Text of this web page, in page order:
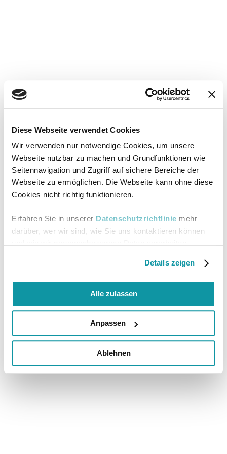
Diese Webseite verwendet Cookies
Wir verwenden nur notwendige Cookies, um unsere
Webseite nutzbar zu machen und Grundfunktionen wie
Seitennavigation und Zugriff auf sichere Bereiche der
Webseite zu ermöglichen. Die Webseite kann ohne diese
Cookies nicht richtig funktionieren.
Erfahren Sie in unserer Datenschutzrichtlinie mehr
darüber, wer wir sind, wie Sie uns kontaktieren können
Details zeigen
Alle zulassen
Anpassen
Ablehnen